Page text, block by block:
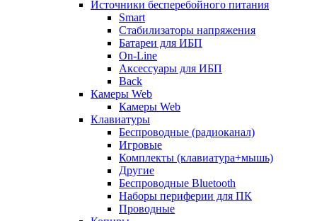
Источники бесперебойного питания
Smart
Стабилизаторы напряжения
Батареи для ИБП
On-Line
Аксессуары для ИБП
Back
Камеры Web
Камеры Web
Клавиатуры
Беспроводные (радиоканал)
Игровые
Комплекты (клавиатура+мышь)
Другие
Беспроводные Bluetooth
Наборы периферии для ПК
Проводные